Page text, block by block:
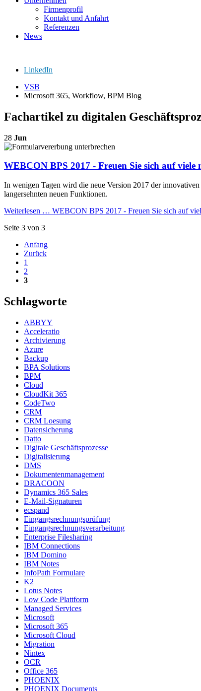
Firmenprofil
Kontakt und Anfahrt
Referenzen
News
LinkedIn
VSB
Microsoft 365, Workflow, BPM Blog
Fachartikel zu digitalen
28 Jun
WEBCON BPS 2017 - Freuen Sie sich auf viele
In wenigen Tagen wird die neue Version 2017 der
langersehnten neuen Funktionen.
Weiterlesen … WEBCON BPS 2017 - Freuen Sie sich auf
Seite 3 von 3
Anfang
Zurück
1
2
3
Schlagworte
ABBYY
Acceleratio
Archivierung
Azure
Backup
BPA Solutions
BPM
Cloud
CloudKit 365
CodeTwo
CRM
CRM Loesung
Datensicherung
Datto
Digitale Geschäftsprozesse
Digitalisierung
DMS
Dokumentenmanagement
DRACOON
Dynamics 365 Sales
E-Mail-Signaturen
ecspand
Eingangsrechnungsprüfung
Eingangsrechnungsverarbeitung
Enterprise Filesharing
IBM Connections
IBM Domino
IBM Notes
InfoPath Formulare
K2
Lotus Notes
Low Code Plattform
Managed Services
Microsoft
Microsoft 365
Microsoft Cloud
Migration
Nintex
OCR
Office 365
PHOENIX
PHOENIX Documents